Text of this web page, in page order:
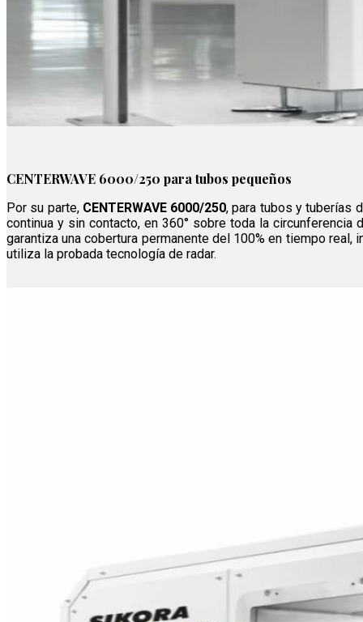
CENTERWAVE 6000/250 para tubos pequeños
Por su parte, CENTERWAVE 6000/250, para tubos y tuberías
continua y sin contacto, en 360° sobre toda la
garantiza una cobertura permanente del 100% en tiempo
utiliza la probada tecnología de radar.